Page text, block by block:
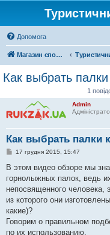
Допомога
Магазин спорядження
Как выбрать
1
Admin
Как выбрать
П
в
д
о
л
е
н
я
17 грудня 2015, 15:47
В этом видео обзоре мы
горнолыжных палок, ведь
непосвященного человека,
из которого они
какие)?
Говорим о правильном
по их использованию.